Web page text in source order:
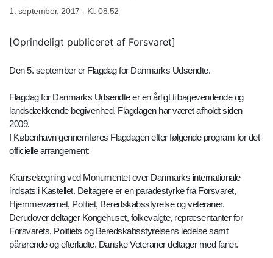
1. september, 2017 - Kl. 08.52
[Oprindeligt publiceret af Forsvaret]
Den 5. september er Flagdag for Danmarks Udsendte.
Flagdag for Danmarks Udsendte er en årligt tilbagevendende og
landsdækkende begivenhed. Flagdagen har været afholdt siden
2009.
I København gennemføres Flagdagen efter følgende program for det
officielle arrangement:
Kranselægning ved Monumentet over Danmarks internationale
indsats i Kastellet. Deltagere er en paradestyrke fra Forsvaret,
Hjemmeværnet, Politiet, Beredskabsstyrelse og veteraner.
Derudover deltager Kongehuset, folkevalgte, repræsentanter for
Forsvarets, Politiets og Beredskabsstyrelsens ledelse samt
pårørende og efterladte. Danske Veteraner deltager med faner.